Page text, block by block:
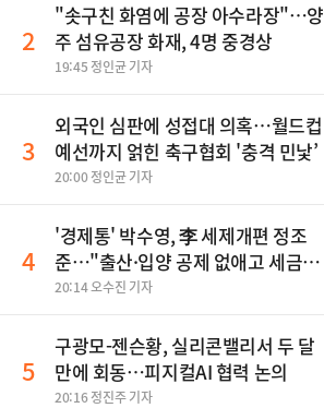
2
"솟구친 화염에 공장 아수라장"…양
주 섬유공장 화재, 4명 중경상
19:45 정인균 기자
3
외국인 심판에 성접대 의혹…월드컵
예선까지 얽힌 축구협회 '충격 민낯’
20:00 정인균 기자
4
'경제통' 박수영, 李 세제개편 정조
준…"출산·입양 공제 없애고 세금폭
탄"
20:14 오수진 기자
5
구광모-젠슨황, 실리콘밸리서 두 달
만에 회동…피지컬AI 협력 논의
20:16 정진주 기자